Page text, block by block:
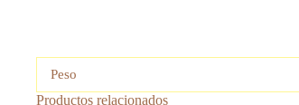
Peso
Productos relacionados